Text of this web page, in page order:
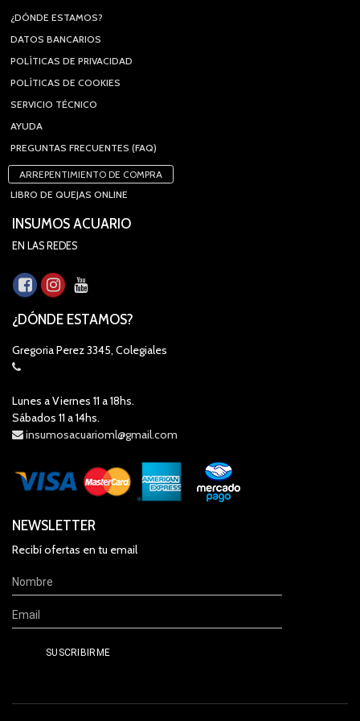
¿DÓNDE ESTAMOS?
DATOS BANCARIOS
POLÍTICAS DE PRIVACIDAD
POLÍTICAS DE COOKIES
SERVICIO TÉCNICO
AYUDA
PREGUNTAS FRECUENTES (FAQ)
ARREPENTIMIENTO DE COMPRA
LIBRO DE QUEJAS ONLINE
INSUMOS ACUARIO
EN LAS REDES
¿DÓNDE ESTAMOS?
Gregoria Perez 3345, Colegiales
Lunes a Viernes 11 a 18hs.
Sábados 11 a 14hs.
insumosacuarioml@gmail.com
NEWSLETTER
Recibí ofertas en tu email